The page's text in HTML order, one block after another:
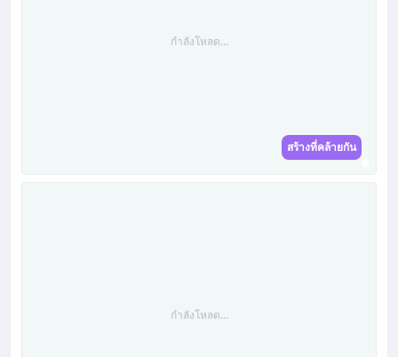
กำลังโหลด...
สร้างที่คล้ายกัน
กำลังโหลด...